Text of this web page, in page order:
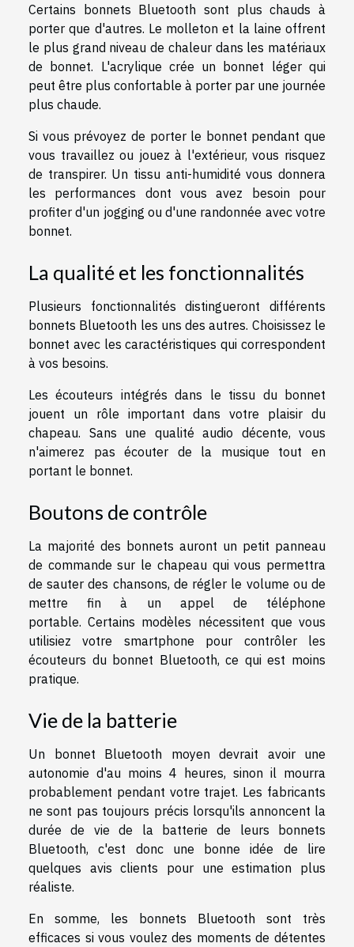
Certains bonnets Bluetooth sont plus chauds à
porter que d'autres. Le molleton et la laine offrent
le plus grand niveau de chaleur dans les matériaux
de bonnet. L'acrylique crée un bonnet léger qui
peut être plus confortable à porter par une journée
plus chaude.
Si vous prévoyez de porter le bonnet pendant que
vous travaillez ou jouez à l'extérieur, vous risquez
de transpirer. Un tissu anti-humidité vous donnera
les performances dont vous avez besoin pour
profiter d'un jogging ou d'une randonnée avec votre
bonnet.
La qualité et les fonctionnalités
Plusieurs fonctionnalités distingueront différents
bonnets Bluetooth les uns des autres. Choisissez le
bonnet avec les caractéristiques qui correspondent
à vos besoins.
Les écouteurs intégrés dans le tissu du bonnet
jouent un rôle important dans votre plaisir du
chapeau. Sans une qualité audio décente, vous
n'aimerez pas écouter de la musique tout en
portant le bonnet.
Boutons de contrôle
La majorité des bonnets auront un petit panneau
de commande sur le chapeau qui vous permettra
de sauter des chansons, de régler le volume ou de
mettre fin à un appel de téléphone
portable. Certains modèles nécessitent que vous
utilisiez votre smartphone pour contrôler les
écouteurs du bonnet Bluetooth, ce qui est moins
pratique.
Vie de la batterie
Un bonnet Bluetooth moyen devrait avoir une
autonomie d'au moins 4 heures, sinon il mourra
probablement pendant votre trajet. Les fabricants
ne sont pas toujours précis lorsqu'ils annoncent la
durée de vie de la batterie de leurs bonnets
Bluetooth, c'est donc une bonne idée de lire
quelques avis clients pour une estimation plus
réaliste.
En somme, les bonnets Bluetooth sont très
efficaces si vous voulez des moments de détentes